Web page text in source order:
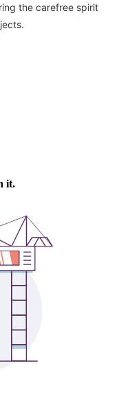
the carefree spirit